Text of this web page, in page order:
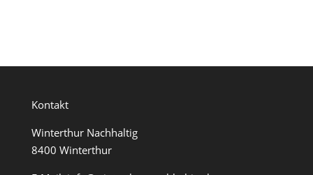
Kontakt
Winterthur Nachhaltig
8400 Winterthur